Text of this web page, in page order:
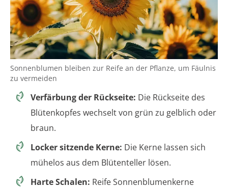
Sonnenblumen bleiben zur Reife an der Pflanze, um Fäulnis
zu vermeiden
Verfärbung der Rückseite: Die Rückseite des
Blütenkopfes wechselt von grün zu gelblich oder
braun.
Locker sitzende Kerne: Die Kerne lassen sich
mühelos aus dem Blütenteller lösen.
Harte Schalen: Reife Sonnenblumenkerne